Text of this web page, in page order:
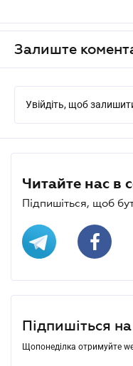
Залиште
Увійдіть, щоб
Читайте нас в
Підпишіться, щоб
Підпишіться
Щопонеділка отримуйте